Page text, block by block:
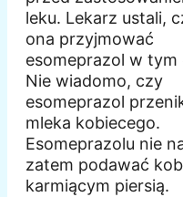
leku. Lekarz ustali,
ona przyjmować
esomeprazol w tym
Nie wiadomo, czy
esomeprazol
mleka kobiecego.
Esomeprazolu nie
zatem podawać
karmiącym piersią.